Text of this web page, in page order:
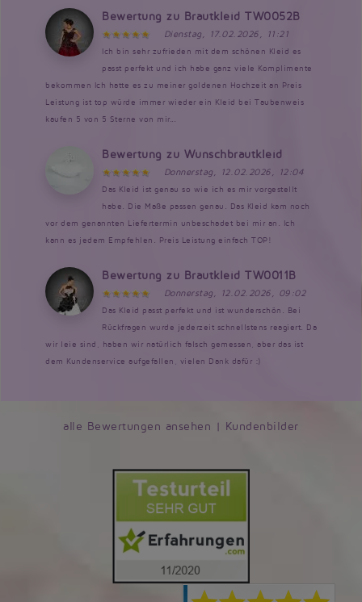
Bewertung zu Brautkleid TW0052B
Dienstag, 17.02.2026, 11:21
Ich bin sehr zufrieden mit dem schönen Kleid es
passt perfekt und ich habe ganz viele Komplimente
bekommen Ich hatte es zu meiner goldenen Hochzeit an Preis
Leistung ist top würde immer wieder ein Kleid bei Taubenweis
kaufen 5 von 5 Sterne von mir...
Bewertung zu Wunschbrautkleid
Donnerstag, 12.02.2026, 12:04
Das Kleid ist genau so wie ich es mir vorgestellt
habe. Die Maße passen genau. Das Kleid kam noch
vor dem genannten Liefertermin unbeschadet bei mir an. Ich
kann es jedem Empfehlen. Preis Leistung einfach TOP!
Bewertung zu Brautkleid TW0011B
Donnerstag, 12.02.2026, 09:02
Das Kleid passt perfekt und ist wunderschön. Bei
Rückfragen wurde jederzeit schnellstens reagiert. Da
wir leie sind, haben wir natürlich falsch gemessen, aber das ist
dem Kundenservice aufgefallen, vielen Dank dafür :)
alle Bewertungen ansehen | Kundenbilder